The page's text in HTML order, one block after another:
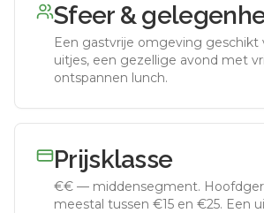
Sfeer &
Een gastvrije omgeving geschikt
uitjes, een gezellige avond met
ontspannen lunch.
Prijsklasse
€€ — middensegment.
meestal tussen €15 en €25. Een